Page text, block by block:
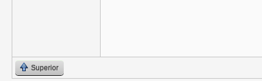
Superior